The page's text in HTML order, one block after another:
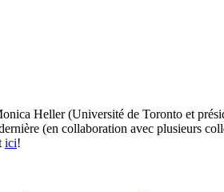
Heller (Université de Toronto et
(en collaboration avec plusieurs
ici!